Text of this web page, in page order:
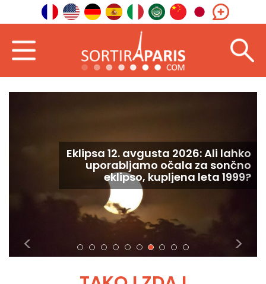
Eklipsa 12. avgusta 2026: Ali lahko
uporabljamo očala za sončno
eklipso, kupljena leta 1999?
<
>